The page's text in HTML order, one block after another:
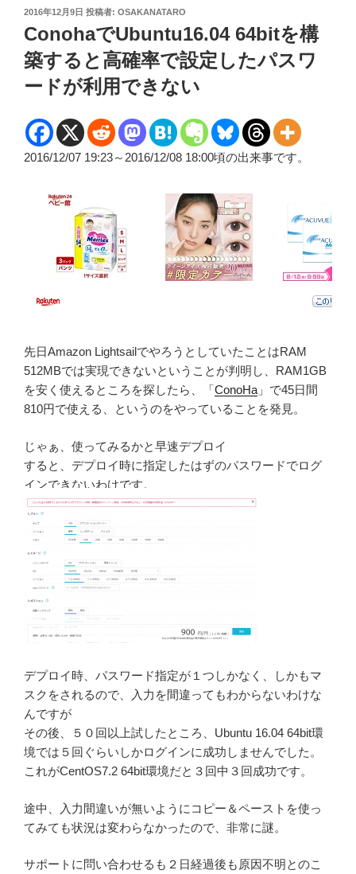
投
稿
日:
2016年12月9日 投稿者: OSAKANATARO
ConohaでUbuntu16.04 64bitを構
築すると高確率で設定したパスワ
ードが利用できない
2016/12/07 19:23～2016/12/08 18:00頃の出来事です。
先日Amazon LightsailでやろうとしていたことはRAM
512MBでは実現できないということが判明し、RAM1GB
を安く使えるところを探したら、「ConoHa 」で45日間
810円で使える、というのをやっていることを発見。
じゃぁ、使ってみるかと早速デプロイ
すると、デプロイ時に指定したはずのパスワードでログ
インできないわけです。
デプロイ時、パスワード指定が１つしかなく、しかもマ
スクをされるので、入力を間違ってもわからないわけな
んですが
その後、５０回以上試したところ、Ubuntu 16.04 64bit環
境では５回ぐらいしかログインに成功しませんでした。
これがCentOS7.2 64bit環境だと３回中３回成功です。
途中、入力間違いが無いようにコピー＆ペーストを使っ
てみても状況は変わらなかったので、非常に謎。
サポートに問い合わせるも２日経過後も原因不明とのこ